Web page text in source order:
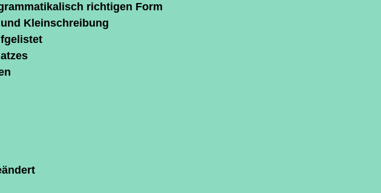
richtigen Form
Kleinschreibung